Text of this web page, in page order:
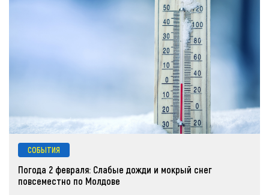
СОБЫТИЯ
Погода 2 февраля: Слабые дожди и мокрый снег
повсеместно по Молдове